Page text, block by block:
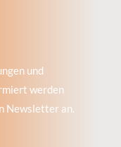
und
werden
Newsletter an.